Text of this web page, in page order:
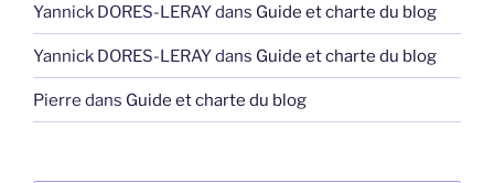
Yannick DORES-LERAYdans Guide et charte du blog
Yannick DORES-LERAYdans Guide et charte du blog
Pierre dans Guide et charte du blog